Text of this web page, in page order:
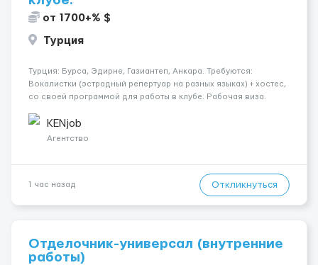
от 1700+% $
Турция
Турция: Бурса, Эдирне, Газиантеп, Анкара. Требуются:
Вокалистки (эстрадный репертуар на разных языках) + хостеc,
со своей программой для работы в клубе. Рабочая виза.
одного до трех месяцев. Мед. страховка. Высокая зарплат...
KENjob
Агентство
1 час назад Откликнуться
Отделочник-универсал (внутренние
работы)